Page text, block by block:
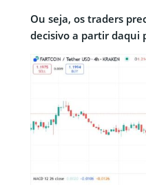
Ou seja, os traders
decisivo a partir daqui